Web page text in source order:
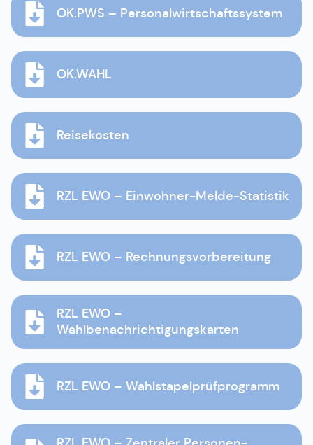
OK.PWS – Personalwirtschaftssystem
OK.WAHL
Reisekosten
RZL EWO – Einwohner-Melde-Statistik
RZL EWO – Rechnungsvorbereitung
RZL EWO –
Wahlbenachrichtigungskarten
RZL EWO – Wahlstapelprüfprogramm